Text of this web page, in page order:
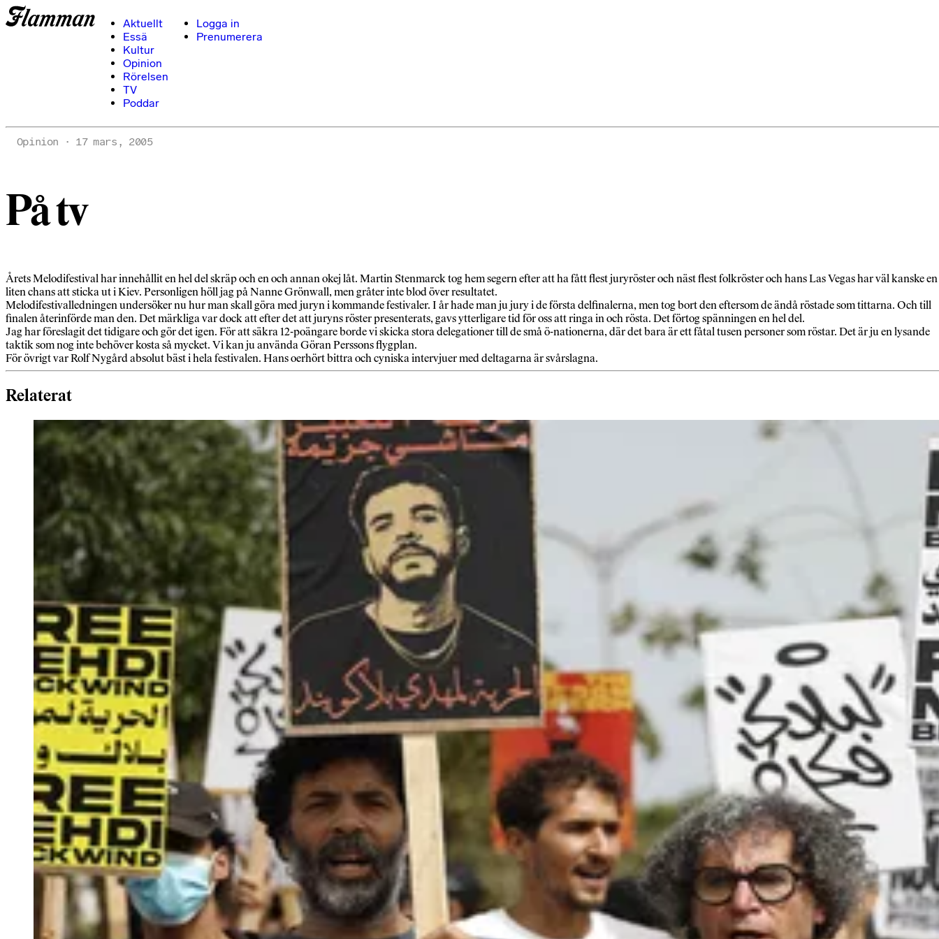
Aktuellt
Essä
Kultur
Opinion
Rörelsen
TV
Poddar
Logga in
Prenumerera
Opinion 17 mars, 2005
På tv
Årets Melodifestival har innehållit en hel del skräp och en och annan okej låt. Martin Stenmarck tog hem segern efter att ha fått flest juryröster och näst flest folkröster och hans Las Vegas har väl kanske en
liten chans att sticka ut i Kiev. Personligen höll jag på Nanne Grönwall, men gråter inte blod över resultatet.
Melodifestivalledningen undersöker nu hur man skall göra med juryn i kommande festivaler. I år hade man ju jury i de första delfinalerna, men tog bort den eftersom de ändå röstade som tittarna. Och till
finalen återinförde man den. Det märkliga var dock att efter det att juryns röster presenterats, gavs ytterligare tid för oss att ringa in och rösta. Det förtog spänningen en hel del.
Jag har föreslagit det tidigare och gör det igen. För att säkra 12-poängare borde vi skicka stora delegationer till de små ö-nationerna, där det bara är ett fåtal tusen personer som röstar. Det är ju en lysande
taktik som nog inte behöver kosta så mycket. Vi kan ju använda Göran Perssons flygplan.
För övrigt var Rolf Nygård absolut bäst i hela festivalen. Hans oerhört bittra och cyniska intervjuer med deltagarna är svårslagna.
Relaterat